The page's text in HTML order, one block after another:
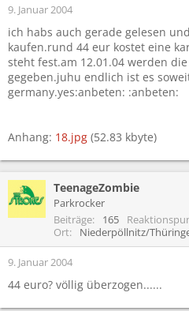
9. Januar 2004
ich habs auch gerade gelesen
kaufen.rund 44 eur kostet eine
steht fest.am 12.01.04 werden
gegeben.juhu endlich ist es
germany.yes:anbeten: :anbeten:
Anhang: 18.jpg (52.83 kbyte)
TeenageZombie
Parkrocker
Beiträge
165
Ort
Niederpöllnitz/
9. Januar 2004
44 euro? völlig überzogen......